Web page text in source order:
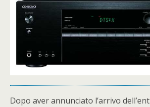
Dopo aver annunciato l’arrivo